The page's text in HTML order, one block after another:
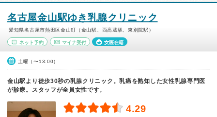
名古屋金山駅ゆき乳腺クリニック
愛知県名古屋市熱田区金山町（金山駅、西高蔵駅、東別院駅）
ネット予約 マイナ受付 女医在籍
土曜（〜13:00）
金山駅より徒歩30秒の乳腺クリニック。乳癌を熟知した女性乳腺専門医
が診療。スタッフが全員女性です。
4.29